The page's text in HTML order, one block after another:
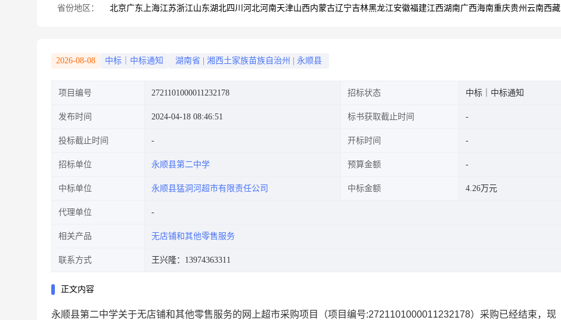
省份地区： 北京广东 上海江苏浙江山东湖北四川 河北河南天津山西内蒙古辽宁吉林黑龙江安徽福建江西湖南广西海南重庆贵州 云南西藏
2026-08-08 中标｜中标通知 湖南省 湘西土家族苗族自治州 永顺县
项目编号 2721101000011232178 招标状态 中标｜中标通知
发布时间 2024-04-18 08:46:51 标书获取截止时间
投标截止时间 开标时间
招标单位 永顺县第二中学 预算金额
中标单位 永顺县猛洞河超市有限责任公司 中标金额 4.26万元
代理单位
相关产品 无店铺和其他零售服务
联系方式 王兴隆：13974363311
正文内容
永顺县第二中学关于无店铺和其他零售服务的网上超市采购项目 （项目编号:2721101000011232178）采购已经结束，现